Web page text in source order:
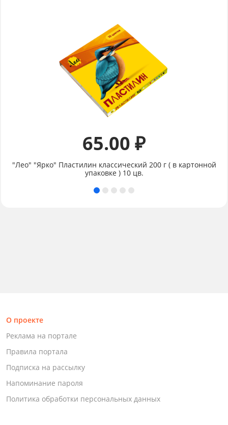
65.00 ₽
"Лео" "Ярко" Пластилин классический 200 г ( в картонной
упаковке ) 10 цв.
О проекте
Реклама на портале
Правила портала
Подписка на рассылку
Напоминание пароля
Политика обработки персональных данных